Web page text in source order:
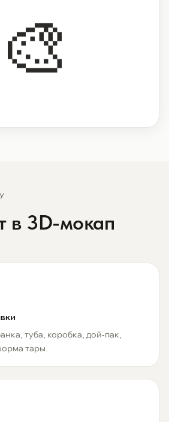
🎨
в 3D-мокап
туба, коробка, дой-пак,
тары.